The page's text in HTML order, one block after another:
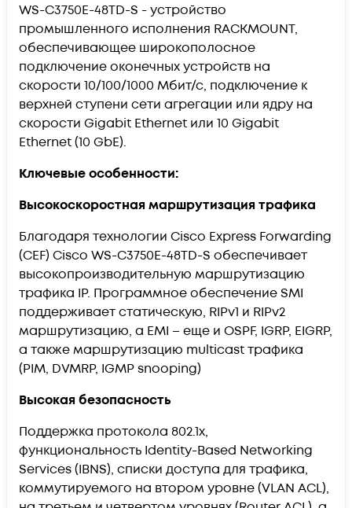
WS-C3750E-48TD-S - устройство
промышленного исполнения RACKMOUNT,
обеспечивающее широкополосное
подключение оконечных устройств на
скорости 10/100/1000 Мбит/с, подключение к
верхней ступени сети агрегации или ядру на
скорости Gigabit Ethernet или 10 Gigabit
Ethernet (10 GbE).
Ключевые особенности:
Высокоскоростная маршрутизация трафика
Благодаря технологии Cisco Express Forwarding
(CEF) Cisco WS-C3750E-48TD-S обеспечивает
высокопроизводительную маршрутизацию
трафика IP. Программное обеспечение SMI
поддерживает статическую, RIPv1 и RIPv2
маршрутизацию, а EMI – еще и OSPF, IGRP, EIGRP,
а также маршрутизацию multicast трафика
(PIM, DVMRP, IGMP snooping)
Высокая безопасность
Поддержка протокола 802.1x,
функциональность Identity-Based Networking
Services (IBNS), списки доступа для трафика,
коммутируемого на втором уровне (VLAN ACL),